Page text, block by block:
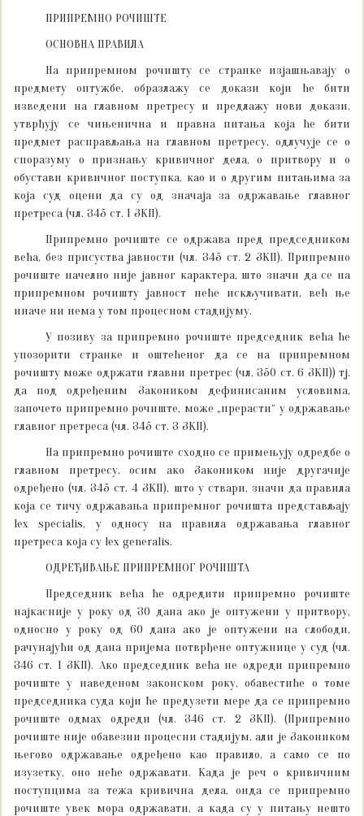
ПРИПРЕМНО РОЧИШТЕ
ОСНОВНА ПРАВИЛА
На припремном рочишту се странке изјашњавају о
предмету оптужбе, образлажу се докази који ће бити
изведени на главном претресу и предлажу нови докази,
утврђују се чињенична и правна питања која ће бити
предмет расправљања на главном претресу, одлучује се о
споразуму о признању кривичног дела, о притвору и о
обустави кривичног поступка, као и о другим питањима за
која суд оцени да су од значаја за одржавање главног
претреса (чл. 345 ст. 1 ЗКП).
Припремно рочиште се одржава пред председником
већа, без присуства јавности (чл. 345 ст. 2 ЗКП). Припремно
рочиште начелно није јавног карактера, што значи да се на
припремном рочишту јавност неће искључивати, већ ње
иначе ни нема у том процесном стадијуму.
У позиву за припремно рочиште председник већа ће
упозорити странке и оштећеног да се на припремном
рочишту може одржати главни претрес (чл. 350 ст. 6 ЗКП)) тј.
да под одређеним Закоником дефинисаним условима,
започето припремно рочиште, може „прерасти“ у одржавање
главног претреса (чл. 345 ст. 3 ЗКП).
На припремно рочиште сходно се примењују одредбе о
главном претресу, осим ако Закоником није другачије
одређено (чл. 345 ст. 4 ЗКП), што у ствари, значи да правила
која се тичу одржавања припремног рочишта представљају
lex specialis, у односу на правила одржавања главног
претреса која су lex generalis.
ОДРЕЂИВАЊЕ ПРИПРЕМНОГ РОЧИШТА
Председник већа ће одредити припремно рочиште
најкасније у року од 30 дана ако је оптужени у притвору,
односно у року од 60 дана ако је оптужени на слободи,
рачунајући од дана пријема потврђене оптужнице у суд (чл.
346 ст. 1 ЗКП). Ако председник већа не одреди припремно
рочиште у наведеном законском року, обавестиће о томе
председника суда који ће предузети мере да се припремно
рочиште одмах одреди (чл. 346 ст. 2 ЗКП). (Припремно
рочиште није обавезни процесни стадијум, али је Закоником
његово одржавање одређено као правило, а само се по
изузетку, оно неће одржавати. Када је реч о кривичним
поступцима за тежа кривична дела, онда се припремно
рочиште увек мора одржавати, а када су у питању нешто